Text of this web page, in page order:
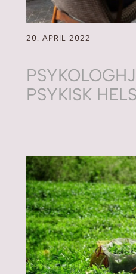
20. APRIL 2022
PSYKISK